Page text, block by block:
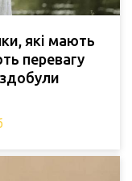
які мають
перевагу